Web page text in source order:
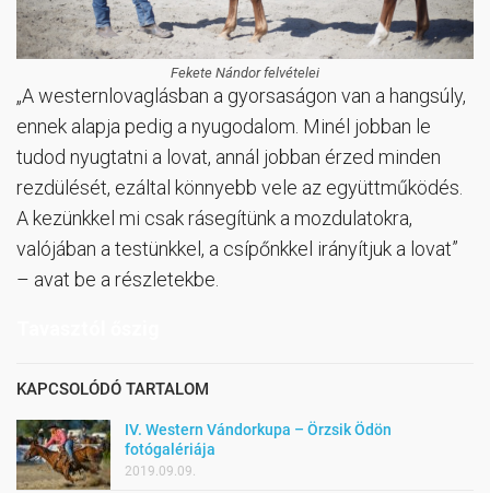
Fekete Nándor felvételei
„A westernlovaglásban a gyorsaságon van a hangsúly,
ennek alapja pedig a nyugodalom. Minél jobban le
tudod nyugtatni a lovat, annál jobban érzed minden
rezdülését, ezáltal könnyebb vele az együttműködés.
A kezünkkel mi csak rásegítünk a mozdulatokra,
valójában a testünkkel, a csípőnkkel irányítjuk a lovat”
– avat be a részletekbe.
KAPCSOLÓDÓ TARTALOM
IV. Western Vándorkupa – Örzsik Ödön
fotógalériája
2019.09.09.